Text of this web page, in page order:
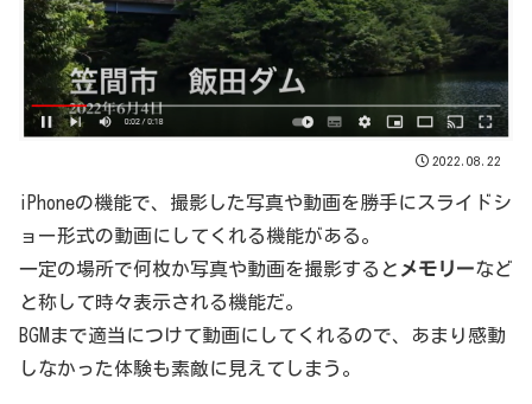
2022.08.22
iPhoneの機能で、撮影した写真や動画を勝手にスライドシ
ョー形式の動画にしてくれる機能がある。
一定の場所で何枚か写真や動画を撮影すると メモリーなど
と称して時々表示される機能だ。
BGMまで適当につけて動画にしてくれるので、あまり感動
しなかった体験も素敵に見えてしまう。